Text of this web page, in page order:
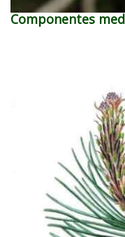
Componentes